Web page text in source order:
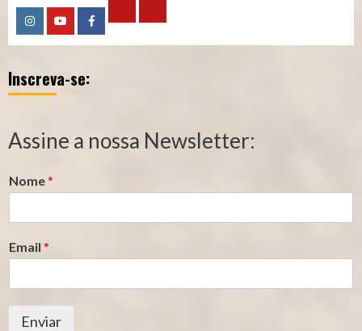
InstagramYouTubeFacebook
Calculadora
–
Segurado
Calculadora
–
Contribuição
Inscreva-se:
Assine a nossa Newsletter:
Nome*
Email *
Enviar